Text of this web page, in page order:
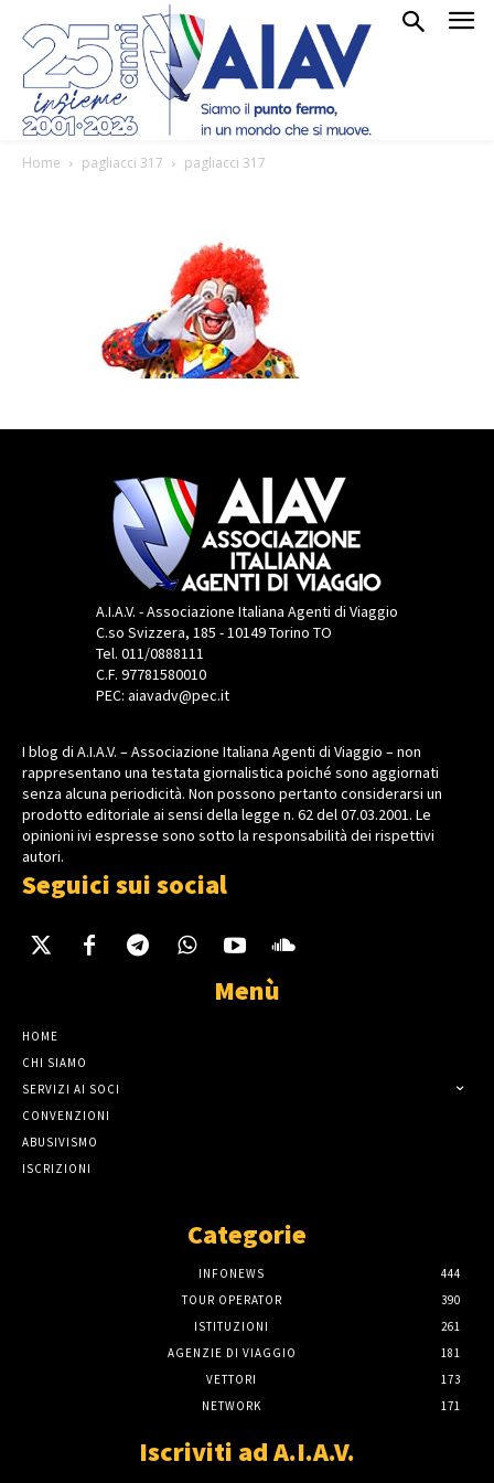
Home pagliacci 317 pagliacci 317
A.I.A.V. - Associazione Italiana Agenti di Viaggio
C.so Svizzera, 185 - 10149 Torino TO
Tel. 011/0888111
C.F. 97781580010
PEC: aiavadv@pec.it
I blog di A.I.A.V. – Associazione Italiana Agenti di Viaggio – non
rappresentano una testata giornalistica poiché sono aggiornati
senza alcuna periodicità. Non possono pertanto considerarsi un
prodotto editoriale ai sensi della legge n. 62 del 07.03.2001. Le
opinioni ivi espresse sono sotto la responsabilità dei rispettivi
autori.
Seguici sui social
Menù
HOME
CHI SIAMO
SERVIZI AI SOCI
CONVENZIONI
ABUSIVISMO
ISCRIZIONI
Categorie
INFONEWS
444
TOUR OPERATOR
390
ISTITUZIONI
261
AGENZIE DI VIAGGIO
181
VETTORI
173
NETWORK
171
Iscriviti ad A.I.A.V.